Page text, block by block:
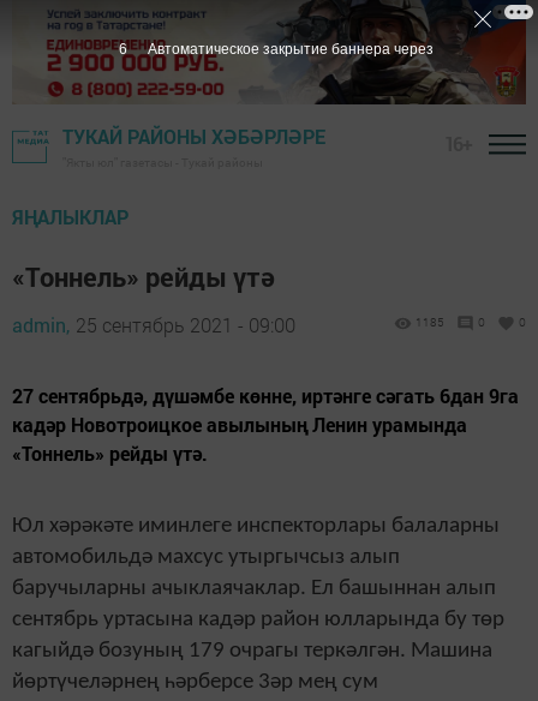
ТУКАЙ РАЙОНЫ ХӘБӘРЛӘРЕ
ЯҢАЛЫКЛАР
«Тоннель» рейды үтә
admin, 25 сентябрь 2021 - 09:00 1185 0 0
27 сентябрьдә, дүшәмбе көнне, иртәнге сәгать 6дан 9га
кадәр Новотроицкое авылының Ленин урамында
«Тоннель» рейды үтә.
Юл хәрәкәте иминлеге инспекторлары балаларны
автомобильдә махсус утыргычсыз алып
баручыларны ачыклаячаклар. Ел башыннан алып
сентябрь уртасына кадәр район юлларында бу төр
кагыйдә бозуның 179 очрагы теркәлгән. Машина
йөртүчеләрнең һәрберсе 3әр мең сум
5 Автоматическое закрытие баннера через